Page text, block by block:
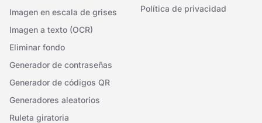
Imagen en escala de grises
Imagen a texto (OCR)
Eliminar fondo
Generador de contraseñas
Generador de códigos QR
Generadores aleatorios
Ruleta giratoria
Política de privacidad